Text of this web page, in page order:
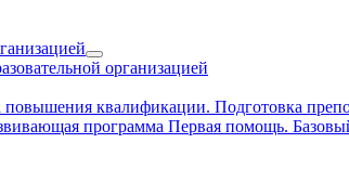
организацией
повышения квалификации. Подготовка
программа Первая помощь.